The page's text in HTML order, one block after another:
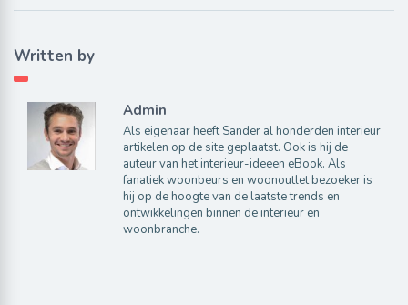
Written by
Admin
Als eigenaar heeft Sander al honderden interieur
artikelen op de site geplaatst. Ook is hij de
auteur van het interieur-ideeen eBook. Als
fanatiek woonbeurs en woonoutlet bezoeker is
hij op de hoogte van de laatste trends en
ontwikkelingen binnen de interieur en
woonbranche.